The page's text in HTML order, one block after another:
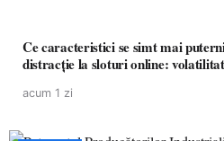
Ce caracteristici se simt mai
distracție la sloturi online:
acum 1 zi